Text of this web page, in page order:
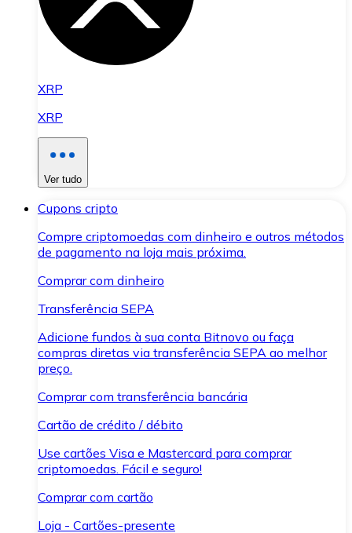
XRP
XRP
Ver tudo
Cupons cripto
Compre criptomoedas com dinheiro e outros métodos
de pagamento na loja mais próxima.
Comprar com dinheiro
Transferência SEPA
Adicione fundos à sua conta Bitnovo ou faça
compras diretas via transferência SEPA ao melhor
preço.
Comprar com transferência bancária
Cartão de crédito / débito
Use cartões Visa e Mastercard para comprar
criptomoedas. Fácil e seguro!
Comprar com cartão
Loja - Cartões-presente